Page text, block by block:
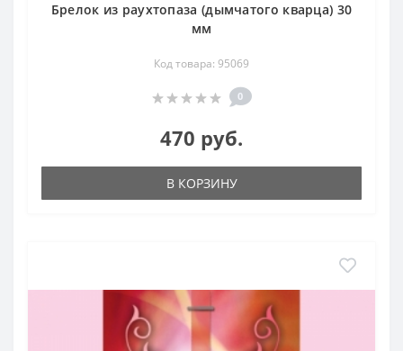
Брелок из раухтопаза (дымчатого кварца) 30
мм
Код товара: 95069
0
470 руб.
В КОРЗИНУ